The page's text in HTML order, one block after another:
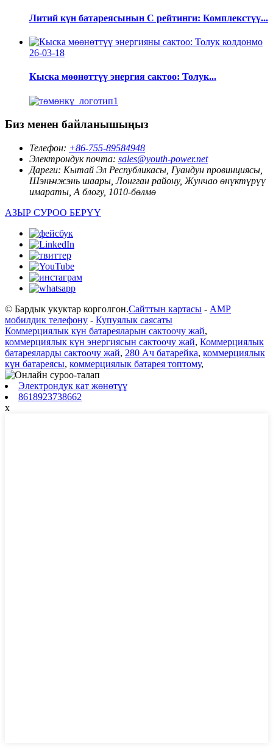
Литий күн батареясынын C рейтинги: Комплекстүү...
26-03-18
Кыска мөөнөттүү энергия сактоо: Толук...
Биз менен байланышыңыз
Телефон: +86-755-89584948
Электрондук почта: sales@youth-power.net
Дареги: Кытай Эл Республикасы, Гуандун провинциясы,
Шэньчжэнь шаары, Лонгган району, Жунчао өнүктүрүү
имараты, А блогу, 1010-бөлмө
АЗЫР СУРОО БЕРҮҮ
© Бардык укуктар корголгон.Сайттын картасы - AMP
мобилдик телефону - Купуялык саясаты
Коммерциялык күн батареяларын сактоочу жай,
коммерциялык күн энергиясын сактоочу жай, Коммерциялык
батареяларды сактоочу жай, 280 Ач батарейка, коммерциялык
күн батареясы, коммерциялык батарея топтому,
Электрондук кат жөнөтүү
8618923738662
x